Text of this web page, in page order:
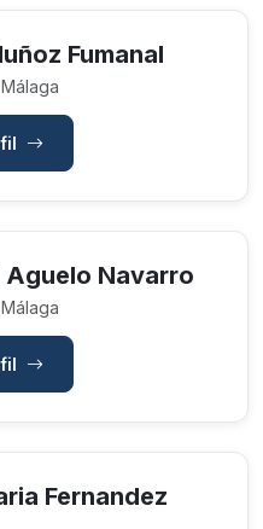
Fumanal
Aguelo Navarro
Fernandez